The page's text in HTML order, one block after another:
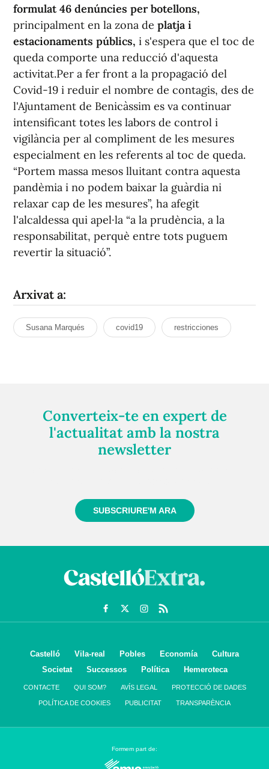
formulat 46 denúncies per botellons,
principalment en la zona de platja i
estacionaments públics, i s'espera que el toc de
queda comporte una reducció d'aquesta
activitat.Per a fer front a la propagació del
Covid-19 i reduir el nombre de contagis, des de
l'Ajuntament de Benicàssim es va continuar
intensificant totes les labors de control i
vigilància per al compliment de les mesures
especialment en les referents al toc de queda.
“Portem massa mesos lluitant contra aquesta
pandèmia i no podem baixar la guàrdia ni
relaxar cap de les mesures”, ha afegit
l'alcaldessa qui apel·la “a la prudència, a la
responsabilitat, perquè entre tots puguem
revertir la situació”.
Arxivat a:
Susana Marqués covid19 restricciones
Converteix-te en expert de
l'actualitat amb la nostra
newsletter
SUBSCRIURE'M ARA
Castelló Vila-real Pobles Economía
Cultura
Societat
Successos Política Hemeroteca
CONTACTE QUI SOM? AVÍS LEGAL PROTECCIÓ DE DADES
POLÍTICA DE COOKIES PUBLICITAT TRANSPARÈNCIA
Formem part de: